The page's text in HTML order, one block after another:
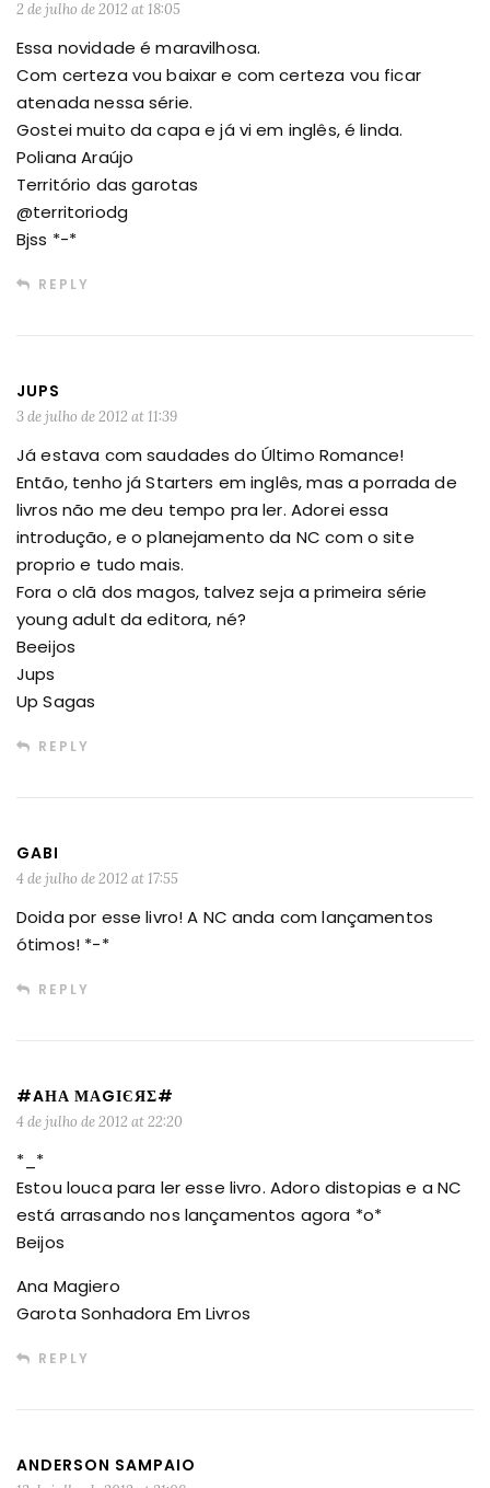
2 de julho de 2012 at 18:05
Essa novidade é maravilhosa.
Com certeza vou baixar e com certeza vou ficar
atenada nessa série.
Gostei muito da capa e já vi em inglês, é linda.
Poliana Araújo
Território das garotas
@territoriodg
Bjss *-*
REPLY
JUPS
3 de julho de 2012 at 11:39
Já estava com saudades do Último Romance!
Então, tenho já Starters em inglês, mas a porrada de
livros não me deu tempo pra ler. Adorei essa
introdução, e o planejamento da NC com o site
proprio e tudo mais.
Fora o clã dos magos, talvez seja a primeira série
young adult da editora, né?
Beeijos
Jups
Up Sagas
REPLY
GABI
4 de julho de 2012 at 17:55
Doida por esse livro! A NC anda com lançamentos
ótimos! *-*
REPLY
#AΗΑ МΑGΙЄЯΣ#
4 de julho de 2012 at 22:20
*_*
Estou louca para ler esse livro. Adoro distopias e a NC
está arrasando nos lançamentos agora *o*
Beijos
Ana Magiero
Garota Sonhadora Em Livros
REPLY
ANDERSON SAMPAIO